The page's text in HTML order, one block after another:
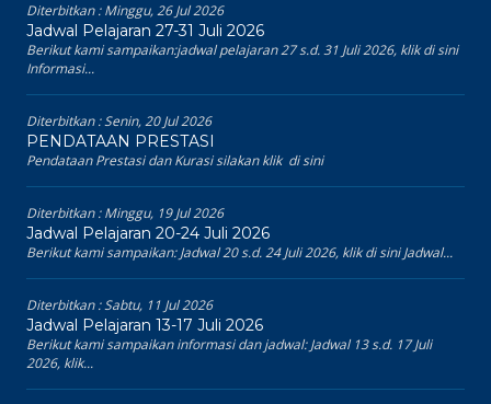
Diterbitkan :Minggu, 26 Jul 2026
Jadwal Pelajaran 27-31 Juli 2026
Berikut kami sampaikan:jadwal pelajaran 27 s.d. 31 Juli 2026, klik di sini
Informasi...
Diterbitkan :Senin, 20 Jul 2026
PENDATAAN PRESTASI
Pendataan Prestasi dan Kurasi silakan klik di sini
Diterbitkan :Minggu, 19 Jul 2026
Jadwal Pelajaran 20-24 Juli 2026
Berikut kami sampaikan: Jadwal 20 s.d. 24 Juli 2026, klik di sini Jadwal...
Diterbitkan :Sabtu, 11 Jul 2026
Jadwal Pelajaran 13-17 Juli 2026
Berikut kami sampaikan informasi dan jadwal: Jadwal 13 s.d. 17 Juli
2026, klik...